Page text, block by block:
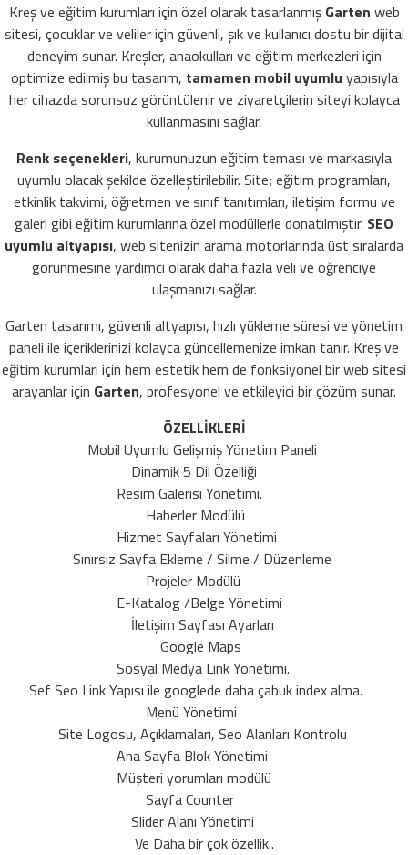
Kreş ve eğitim kurumları için özel olarak tasarlanmış Garten web
sitesi, çocuklar ve veliler için güvenli, şık ve kullanıcı dostu bir dijital
deneyim sunar. Kreşler, anaokulları ve eğitim merkezleri için
optimize edilmiş bu tasarım, tamamen mobil uyumlu yapısıyla
her cihazda sorunsuz görüntülenir ve ziyaretçilerin siteyi kolayca
kullanmasını sağlar.
Renk seçenekleri, kurumunuzun eğitim teması ve markasıyla
uyumlu olacak şekilde özelleştirilebilir. Site; eğitim programları,
etkinlik takvimi, öğretmen ve sınıf tanıtımları, iletişim formu ve
galeri gibi eğitim kurumlarına özel modüllerle donatılmıştır. SEO
uyumlu altyapısı, web sitenizin arama motorlarında üst sıralarda
görünmesine yardımcı olarak daha fazla veli ve öğrenciye
ulaşmanızı sağlar.
Garten tasarımı, güvenli altyapısı, hızlı yükleme süresi ve yönetim
paneli ile içeriklerinizi kolayca güncellemenize imkan tanır. Kreş ve
eğitim kurumları için hem estetik hem de fonksiyonel bir web sitesi
arayanlar için Garten, profesyonel ve etkileyici bir çözüm sunar.
ÖZELLİKLERİ
Mobil Uyumlu Gelişmiş Yönetim Paneli
Dinamik 5 Dil Özelliği
Resim Galerisi Yönetimi.
Haberler Modülü
Hizmet Sayfaları Yönetimi
Sınırsız Sayfa Ekleme / Silme / Düzenleme
Projeler Modülü
E-Katalog /Belge Yönetimi
İletişim Sayfası Ayarları
Google Maps
Sosyal Medya Link Yönetimi.
Sef Seo Link Yapısı ile googlede daha çabuk index alma.
Menü Yönetimi
Site Logosu, Açıklamaları, Seo Alanları Kontrolu
Ana Sayfa Blok Yönetimi
Müşteri yorumları modülü
Sayfa Counter
Slider Alanı Yönetimi
Ve Daha bir çok özellik..